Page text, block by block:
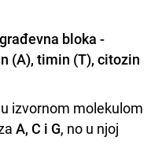
bloka -
(A), timin (T), citozin
izvornom molekulom
A, C i G, no u njoj